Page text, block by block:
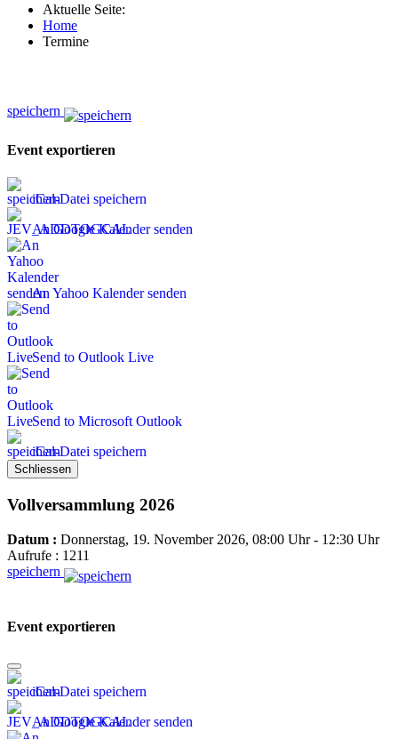
Aktuelle Seite:
Home
Termine
speichern
Event exportieren
iCal-Datei speichern
An Google Kalender senden
An Yahoo Kalender senden
Send to Outlook Live
Send to Microsoft Outlook
iCal-Datei speichern
Schliessen
Vollversammlung 2026
Datum : Donnerstag, 19. November 2026, 08:00 Uhr - 12:30 Uhr
Aufrufe : 1211
speichern
Event exportieren
iCal-Datei speichern
An Google Kalender senden